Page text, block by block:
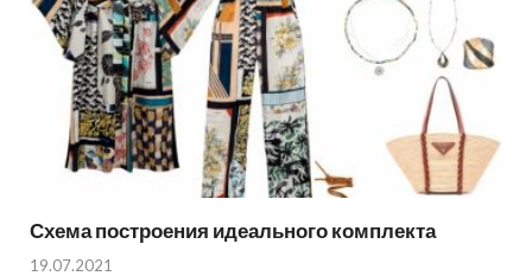
Схема построения идеального комплекта
19.07.2021